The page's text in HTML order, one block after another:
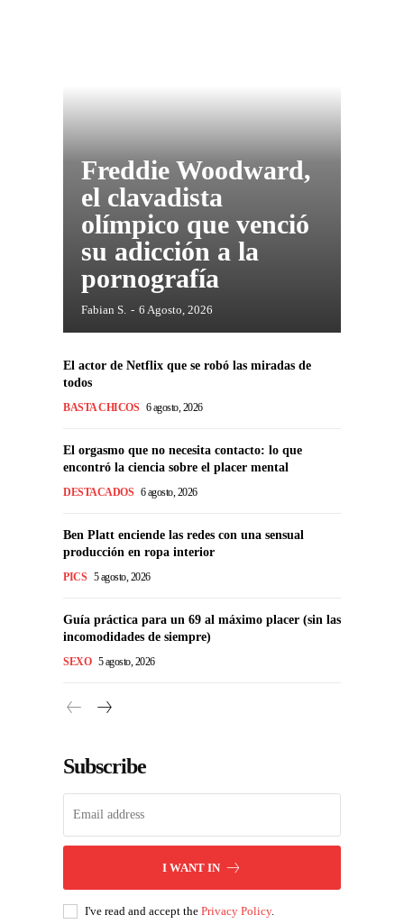
Freddie Woodward,
el clavadista
olímpico que venció
su adicción a la
pornografía
Fabian S. - 6 Agosto, 2026
El actor de Netflix que se robó las miradas de
todos
BASTA CHICOS 6 agosto, 2026
El orgasmo que no necesita contacto: lo que
encontró la ciencia sobre el placer mental
DESTACADOS 6 agosto, 2026
Ben Platt enciende las redes con una sensual
producción en ropa interior
PICS 5 agosto, 2026
Guía práctica para un 69 al máximo placer (sin las
incomodidades de siempre)
SEXO 5 agosto, 2026
Subscribe
I WANT IN
I've read and accept the Privacy Policy.